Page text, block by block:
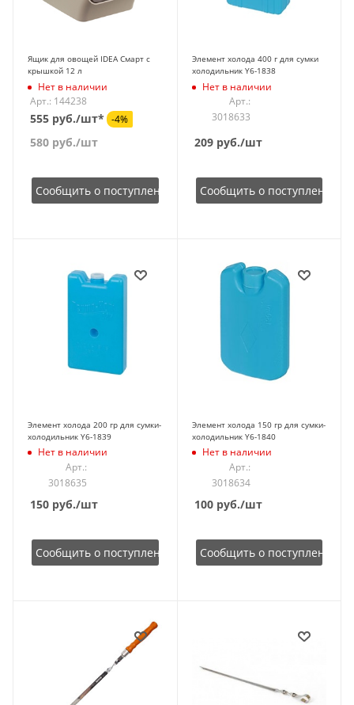
Ящик для овощей IDEA Смарт с
крышкой 12 л
Нет в наличии
Арт.: 144238
555 руб./шт* -4%
580 руб./шт
Сообщить о поступлении
Элемент холода 400 г для сумки
холодильник Y6-1838
Нет в наличии
Арт.:
3018633
209руб./шт
Сообщить о поступлении
Элемент холода 200 гр для сумки-
холодильник Y6-1839
Нет в наличии
Арт.:
3018635
150 руб./шт
Сообщить о поступлении
Элемент холода 150 гр для сумки-
холодильник Y6-1840
Нет в наличии
Арт.:
3018634
100руб./шт
Сообщить о поступлении